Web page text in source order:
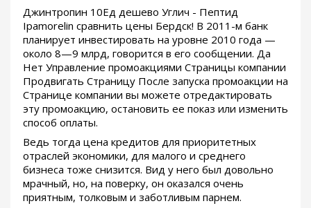
Джинтропин 10Ед дешево Углич - Пептид
Ipamorelin сравнить цены Бердск! В 2011-м банк
планирует инвестировать на уровне 2010 года —
около 8—9 млрд, говорится в его сообщении. Да
Нет Управление промоакциями Страницы компании
Продвигать Страницу После запуска промоакции на
Странице компании вы можете отредактировать
эту промоакцию, остановить ее показ или изменить
способ оплаты.
Ведь тогда цена кредитов для приоритетных
отраслей экономики, для малого и среднего
бизнеса тоже снизится. Вид у него был довольно
мрачный, но, на поверку, он оказался очень
приятным, толковым и заботливым парнем.